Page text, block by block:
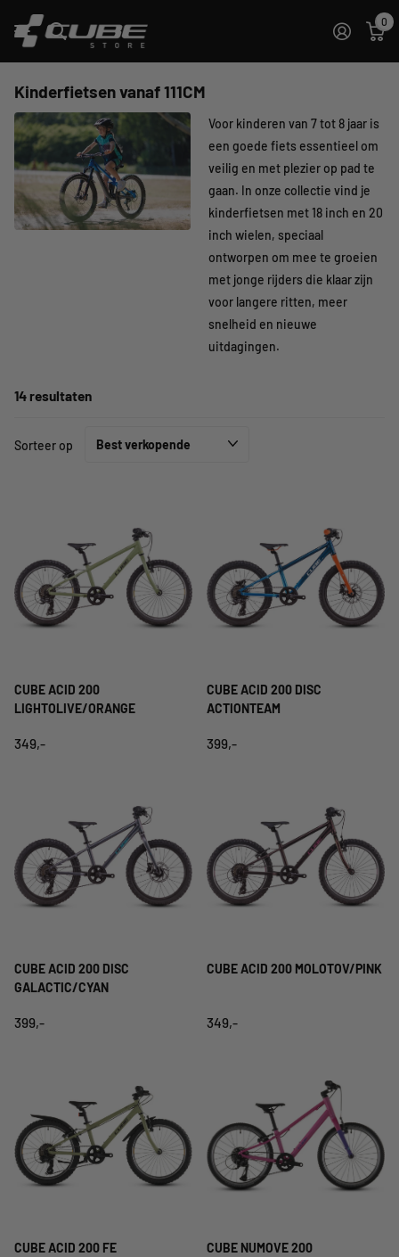
0
Kinderfietsen vanaf 111CM
Voor kinderen van 7 tot 8 jaar is
een goede fiets essentieel om
veilig en met plezier op pad te
gaan. In onze collectie vind je
kinderfietsen met 18 inch en 20
inch wielen, speciaal
ontworpen om mee te groeien
met jonge rijders die klaar zijn
voor langere ritten, meer
snelheid en nieuwe
uitdagingen.
14 resultaten
Sorteer op
CUBE ACID 200
LIGHTOLIVE/ORANGE
349,-
CUBE ACID 200 DISC
ACTIONTEAM
399,-
CUBE ACID 200 DISC
GALACTIC/CYAN
399,-
CUBE ACID 200 MOLOTOV/PINK
349,-
CUBE ACID 200 FE
CUBE NUMOVE 200